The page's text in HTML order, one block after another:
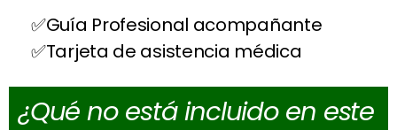
Guía Profesional acompañante
Tarjeta de asistencia médica
¿Qué no está incluido en este